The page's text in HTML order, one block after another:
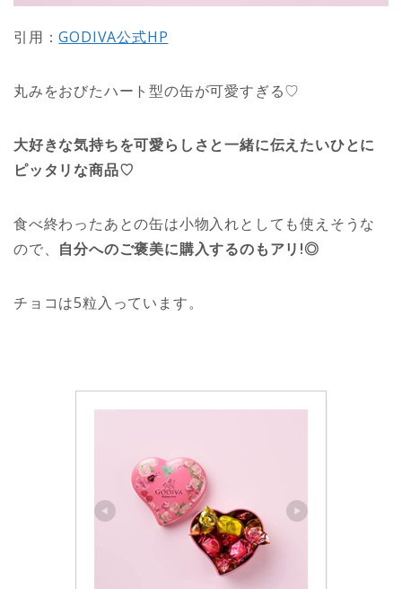
引用：GODIVA公式HP
丸みをおびたハート型の缶が可愛すぎる♡
大好きな気持ちを可愛らしさと一緒に伝えたいひとに
ピッタリな商品♡
食べ終わったあとの缶は小物入れとしても使えそうな
ので、 自分へのご褒美に購入するのもアリ!◎
チョコは5粒入っています。